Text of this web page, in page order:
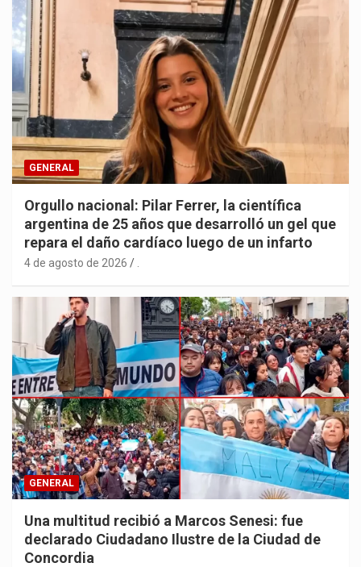
GENERAL
Orgullo nacional: Pilar Ferrer, la científica
argentina de 25 años que desarrolló un gel que
repara el daño cardíaco luego de un infarto
4 de agosto de 2026
GENERAL
Una multitud recibió a Marcos Senesi: fue
declarado Ciudadano Ilustre de la Ciudad de
Concordia